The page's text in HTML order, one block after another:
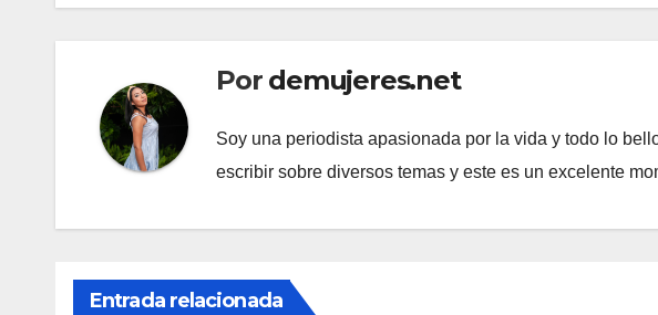
Por demujeres.net
Soy una periodista apasionada por la vida y todo lo
escribir sobre diversos temas y este es un excelente
Entrada relacionada